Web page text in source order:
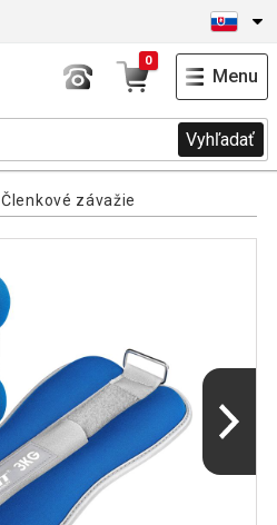
Vyhľadať
0
Menu
Členkové závažie